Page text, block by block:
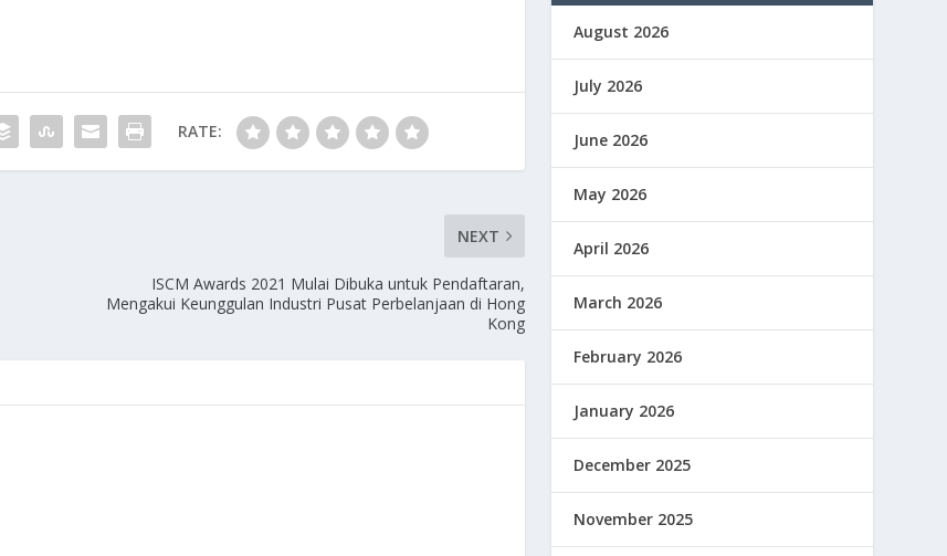
RATE:
NEXT
ISCM Awards 2021 Mulai Dibuka untuk Pendaftaran,
Mengakui Keunggulan Industri Pusat Perbelanjaan di Hong
Kong
August 2026
July 2026
June 2026
May 2026
April 2026
March 2026
February 2026
January 2026
December 2025
November 2025